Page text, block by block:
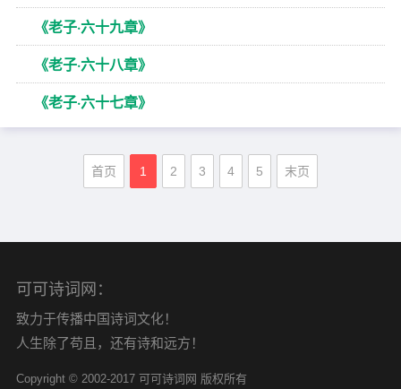
《老子·六十九章》
《老子·六十八章》
《老子·六十七章》
首页 1 2 3 4 5 末页
可可诗词网：
致力于传播中国诗词文化！
人生除了苟且，还有诗和远方！
Copyright © 2002-2017 可可诗词网 版权所有